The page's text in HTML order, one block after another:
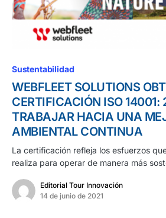
Sustentabilidad
WEBFLEET SOLUTIONS
CERTIFICACIÓN ISO 14001:
TRABAJAR HACIA UNA
AMBIENTAL CONTINUA
La certificación refleja los esfuerzos
realiza para operar de manera más
Editorial Tour Innovación
14 de junio de 2021